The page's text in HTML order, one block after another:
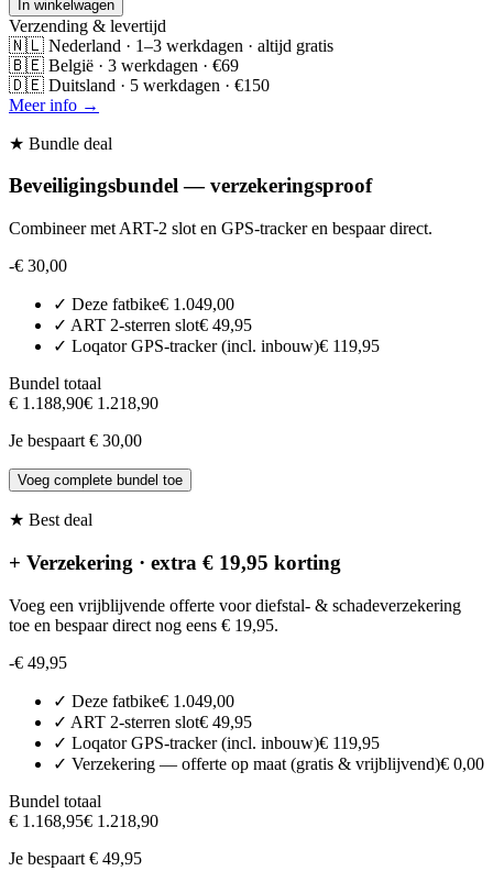
In winkelwagen
Verzending & levertijd
🇳🇱 Nederland · 1–3 werkdagen · altijd gratis
🇧🇪 België · 3 werkdagen · €69
🇩🇪 Duitsland · 5 werkdagen · €150
Meer info →
★ Bundle deal
Beveiligingsbundel — verzekeringsproof
Combineer met ART-2 slot en GPS-tracker en bespaar direct.
-€ 30,00
✓ Deze fatbike€ 1.049,00
✓ ART 2-sterren slot€ 49,95
✓ Loqator GPS-tracker (incl. inbouw)€ 119,95
Bundel totaal
€ 1.188,90€ 1.218,90
Je bespaart € 30,00
Voeg complete bundel toe
★ Best deal
+ Verzekering · extra € 19,95 korting
Voeg een vrijblijvende offerte voor diefstal- & schadeverzekering
toe en bespaar direct nog eens € 19,95.
-€ 49,95
✓ Deze fatbike€ 1.049,00
✓ ART 2-sterren slot€ 49,95
✓ Loqator GPS-tracker (incl. inbouw)€ 119,95
✓ Verzekering — offerte op maat (gratis & vrijblijvend)€ 0,00
Bundel totaal
€ 1.168,95€ 1.218,90
Je bespaart € 49,95